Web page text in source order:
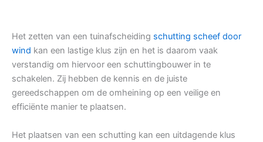
Het zetten van een tuinafscheiding schutting scheef door
wind kan een lastige klus zijn en het is daarom vaak
verstandig om hiervoor een schuttingbouwer in te
schakelen. Zij hebben de kennis en de juiste
gereedschappen om de omheining op een veilige en
efficiënte manier te plaatsen.
Het plaatsen van een schutting kan een uitdagende klus